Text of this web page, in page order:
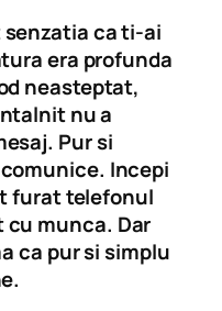
senzatia ca ti-ai
era profunda
neasteptat,
nu a
Pur si
Incepi
furat telefonul
cu munca. Dar
ca pur si simplu